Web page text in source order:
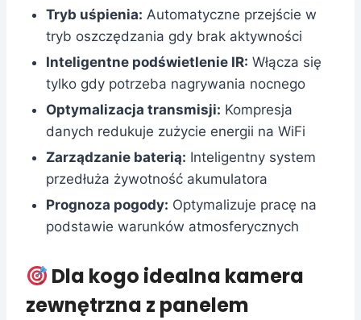
Tryb uśpienia: Automatyczne przejście w
tryb oszczędzania gdy brak aktywności
Inteligentne podświetlenie IR: Włącza się
tylko gdy potrzeba nagrywania nocnego
Optymalizacja transmisji: Kompresja
danych redukuje zużycie energii na WiFi
Zarządzanie baterią: Inteligentny system
przedłuża żywotność akumulatora
Prognoza pogody: Optymalizuje pracę na
podstawie warunków atmosferycznych
Dla kogo idealna kamera
zewnętrzna z panelem